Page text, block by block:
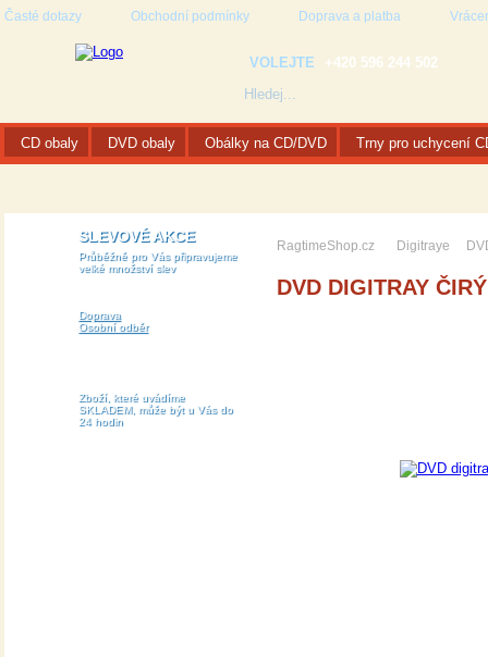
Časté dotazy Obchodní podmínky Doprava a platba
VOLEJTE +420 596 244 502
CD obaly DVD obaly Obálky na CD/DVD Trny pro uchycení
SLEVOVÉ AKCE
Průběžně pro Vás připravujeme
velké množství slev
Doprava
Osobní odběr
Zboží, které uvádíme
SKLADEM, může být u Vás do
24 hodin
RagtimeShop.cz Digitraye
DVD DIGITRAY ČIRÝ